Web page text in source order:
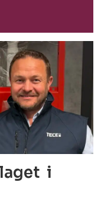
laget i